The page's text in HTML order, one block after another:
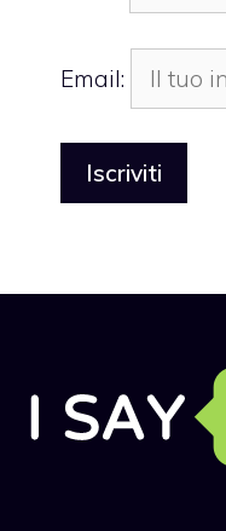
Email: